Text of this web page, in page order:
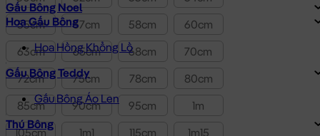
Gấu Bông Noel
Hoa Gấu Bông
Hoa Hồng Khổng Lồ
Gấu Bông Teddy
Gấu Bông Áo Len
Thú Bông
55cm
57cm 58cm
60cm
63cm
65cm 68cm
70cm
72cm
75cm 78cm
80cm
85cm
90cm 95cm
1m
105cm
1m1 115cm
1m15